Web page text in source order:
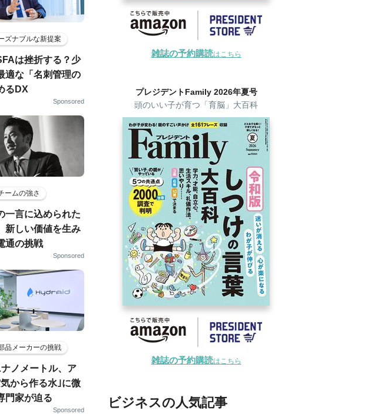
ズナブルな新提案
は挫折する？少
適な「名刺管理の
るDX
Sponsored
ームの強さ
一言に込められた
新しい価値を生み
通の挑戦
Sponsored
品メーカーの挑戦
ノメートル、ア
から作る水｣に微
門家が迫る
Sponsored
雑誌の予約購読はこちら
プレジデントFamily 2026年夏号
頭のいい子が育つ「育脳」大百科
雑誌の予約購読はこちら
ビジネスの人気記事